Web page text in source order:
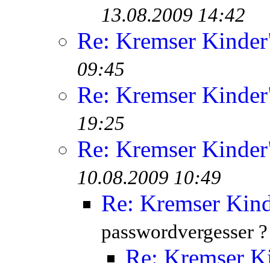
13.08.2009 14:42
Re: Kremser
09:45
Re: Kremser
19:25
Re: Kremser
10.08.2009 10:49
Re: Kremser
passwordvergesser
Re: Kremser